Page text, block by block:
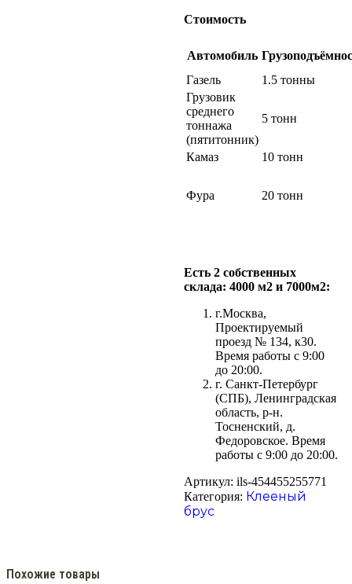
Стоимость
Автомобиль
Газель
1.5 тонны
Грузовик
среднего
тоннажа
(пятитонник)
5 тонн
Камаз 10 тонн
Фура 20 тонн
Есть 2 собственных
склада: 4000 м2 и 7000м2:
г.Москва,
Проектируемый
проезд № 134, к30.
Время работы с 9:00
до 20:00.
г. Санкт-Петербург
(СПБ), Ленинградская
область, р-н.
Тосненский, д.
Федоровское. Время
работы с 9:00 до 20:00.
Артикул: ils-454455255771
Категория: Клееный
брус
Похожие товары